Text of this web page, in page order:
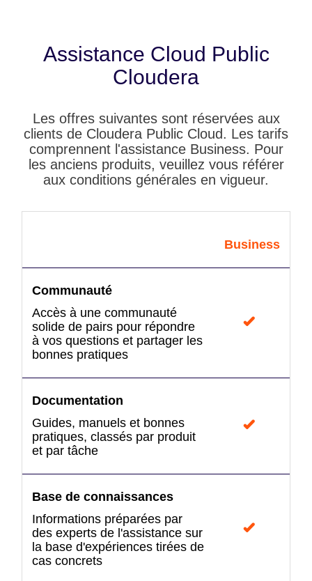
Assistance Cloud Public
Cloudera
Les offres suivantes sont réservées aux
clients de Cloudera Public Cloud. Les tarifs
comprennent l'assistance Business. Pour
les anciens produits, veuillez vous référer
aux conditions générales en vigueur.
Business
Communauté
Accès à une communauté
solide de pairs pour répondre
à vos questions et partager les
bonnes pratiques
Documentation
Guides, manuels et bonnes
pratiques, classés par produit
et par tâche
Base de connaissances
Informations préparées par
des experts de l'assistance sur
la base d'expériences tirées de
cas concrets